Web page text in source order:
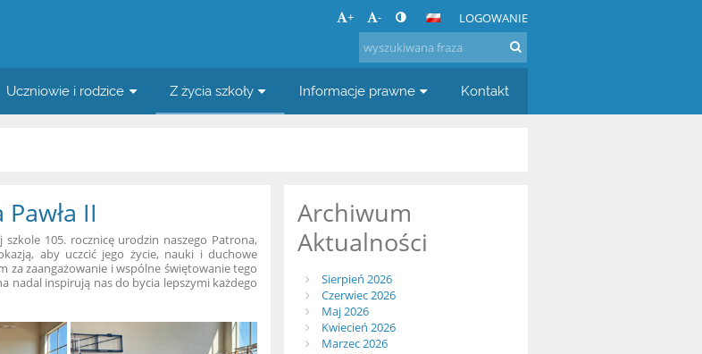
+ - LOGOWANIE
Uczniowie i rodzice Z życia szkoły Informacje prawne Kontakt
II
105. rocznicę urodzin naszego Patrona,
aby uczcić jego życie, nauki i duchowe
za zaangażowanie i wspólne świętowanie tego
nadal inspirują nas do bycia lepszymi każdego
Archiwum
Aktualności
Sierpień 2026
Czerwiec 2026
Maj 2026
Kwiecień 2026
Marzec 2026